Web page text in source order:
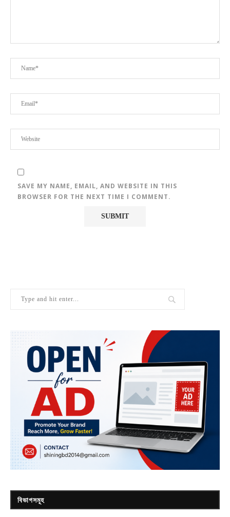
SAVE MY NAME, EMAIL, AND WEBSITE IN THIS
BROWSER FOR THE NEXT TIME I COMMENT.
বিভাগসমূহ